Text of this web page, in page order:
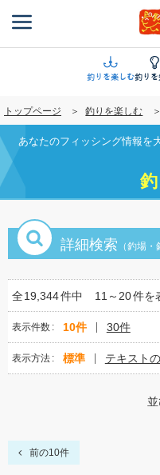
ン
に
移
動
釣りを楽しむ釣りを
トップページ 釣りを楽しむ
あなたのフィッシング情報を
詳細検索 （釣場
全19,344件中 11～20件を
表示件数 10件 30件
表示方法 標準 テキスト
前の10件